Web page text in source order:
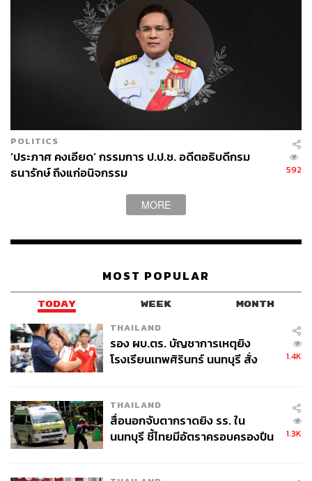
ABOUT THE AUTHOR
กองบรรณาธิการ THE STANDARD
ABOUT THE PHOTOGRAPHER
บรรณาธิการภาพ ประจำสำนักข่าว THE
POLITICS
‘ประภาศ คงเอียด’ กรรมการ ป.ป.ช. อดีตอธิบดีกรม
ธนารักษ์ ถึงแก่อนิจกรรม
592
MORE
MOST POPULAR
TODAY WEEK MONTH
THAILAND
รอง ผบ.ตร. บัญชาการเหตุยิง
โรงเรียนเทพศิรินทร์ นนทบุรี สั่ง
1.4K
THAILAND
สื่อนอกจับตากราดยิง รร. ใน
นนทบุรี ชี้ไทยมีอัตราครอบครองปืน
1.3K